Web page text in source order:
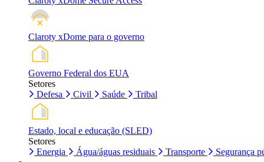
Claroty xDome para o governo
Governo Federal dos EUA
Setores
Defesa
Civil Saúde Tribal
Estado, local e educação (SLED)
Setores
Energia
Água/águas residuais Transporte Segurança